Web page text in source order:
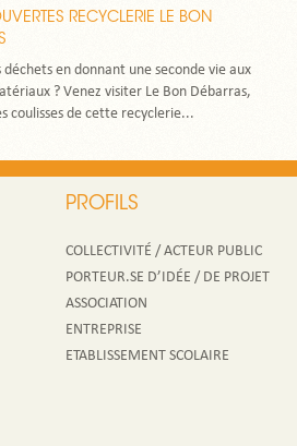
RECYCLERIE LE BON
déchets en donnant une seconde vie aux
? Venez visiter Le Bon Débarras,
coulisses de cette recyclerie...
PROFILS
COLLECTIVITÉ / ACTEUR PUBLIC
PORTEUR.SE D’IDÉE / DE PROJET
ASSOCIATION
ENTREPRISE
ETABLISSEMENT SCOLAIRE